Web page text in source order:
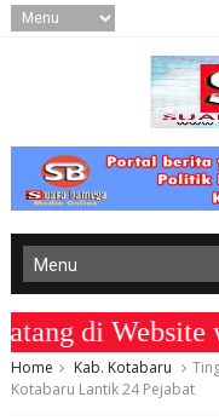
di Website
Home Kab. Kotabaru
Kotabaru Lantik 24 Pejabat